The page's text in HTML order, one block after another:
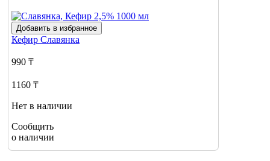
Добавить в избранное
Кефир Славянка
990 ₸
1160 ₸
Нет в наличии
Сообщить
о наличии